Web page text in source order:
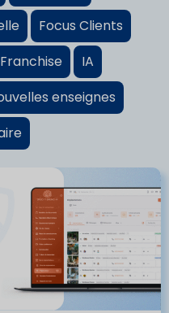
Focus Clients
Franchise
IA
enseignes